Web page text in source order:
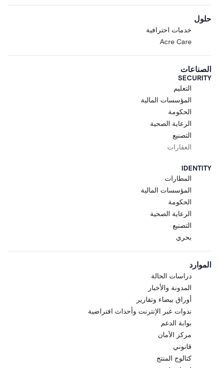
حلول
خدمات احترافية
Acre Care
الصناعات
SECURITY
التعليم
المؤسسات المالية
الحكومة
الرعاية الصحية
التصنيع
العقارات
IDENTITY
المطارات
المؤسسات المالية
الحكومة
الرعاية الصحية
التصنيع
بحري
الموارد
دراسات الحالة
المدونة والأخبار
أوراق بيضاء وتقارير
ندوات عبر الإنترنت وأحداث افتراضية
بوابة الدعم
مركز الأمان
قانوني
كتالوج المنتج